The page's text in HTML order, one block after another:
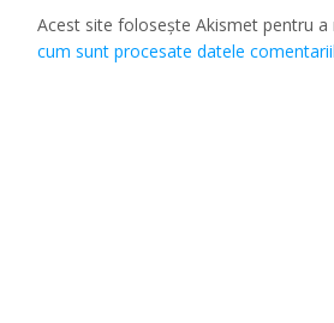
Acest site folosește Akismet pentru
cum sunt procesate datele